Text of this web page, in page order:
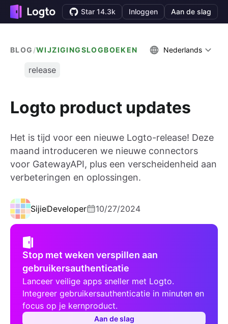
Star 14.3k Inloggen Aan de slag
BLOG /WIJZIGINGSLOGBOEKEN Nederlands
release
Logto product updates
Het is tijd voor een nieuwe Logto-release! Deze
maand introduceren we nieuwe connectors
voor GatewayAPI, plus een verscheidenheid aan
verbeteringen en oplossingen.
SijieDeveloper 10/27/2024
Stop met weken verspillen aan
gebruikersauthenticatie
Lanceer veilige apps sneller met Logto.
Integreer gebruikersauthenticatie in minuten en
focus op je kernproduct.
Aan de slag